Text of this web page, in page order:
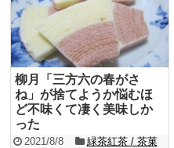
柳月「三方六の春がさ
ね」が捨てようか悩むほ
ど不味くて凄く美味しか
った
2021/8/8
緑茶紅茶 / 茶菓